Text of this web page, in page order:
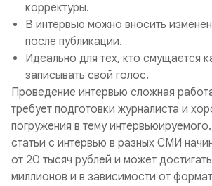
корректуры.
В интервью можно вносить
после публикации.
Идеально для тех, кто смущается
записывать свой голос.
Проведение интервью сложная
требует подготовки журналиста и
погружения в тему
статьи с интервью в разных СМИ
от 20 тысяч рублей и может
миллионов и в зависимости от